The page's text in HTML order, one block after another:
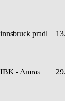
innsbruck pradl
IBK - Amras